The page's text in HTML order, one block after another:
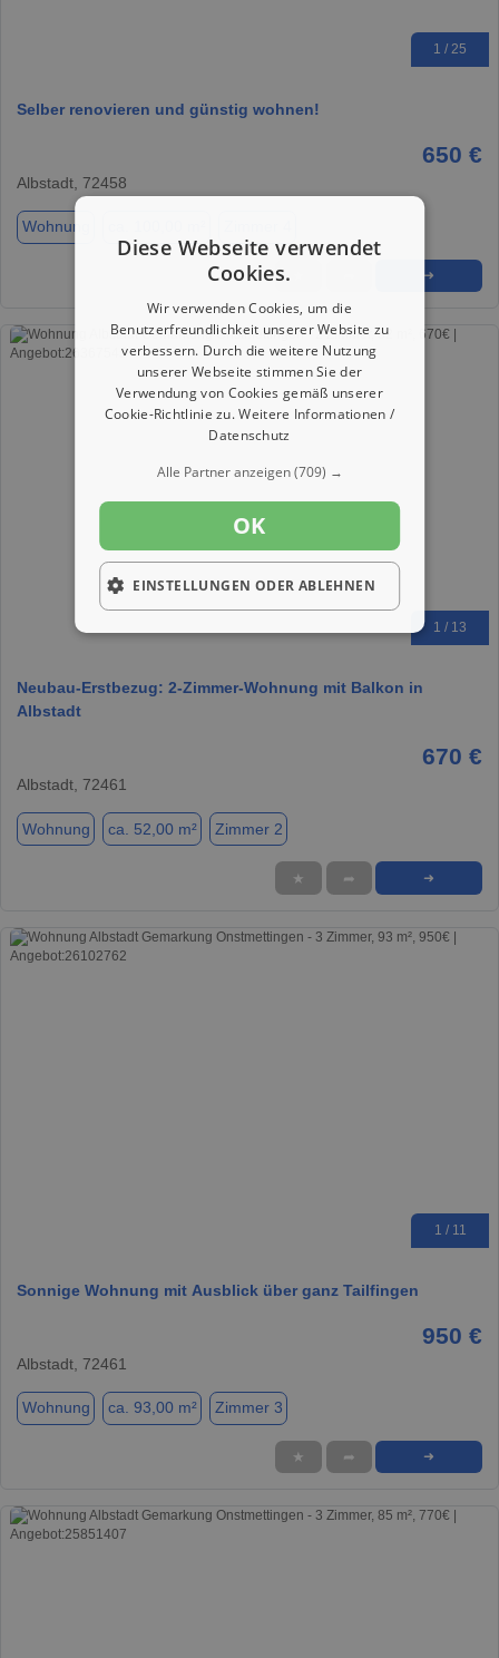
1 / 25
Selber renovieren und günstig wohnen!
650 €
Albstadt, 72458
Wohnung
➜
1 / 13
Neubau-Erstbezug: 2-Zimmer-Wohnung mit Balkon in
Albstadt
670 €
Albstadt, 72461
Wohnung ca. 52,00 m² Zimmer 2
★ ➦ ➜
1 / 11
Sonnige Wohnung mit Ausblick über ganz Tailfingen
950 €
Albstadt, 72461
Wohnung ca. 93,00 m² Zimmer 3
★ ➦ ➜
Diese Webseite verwendet
Cookies.
Wir verwenden Cookies, um die
Benutzerfreundlichkeit unserer Website zu
verbessern. Durch die weitere Nutzung
unserer Webseite stimmen Sie der
Verwendung von Cookies gemäß unserer
Cookie-Richtlinie zu.Weitere Informationen /
Datenschutz
Alle Partner anzeigen(709) →
OK
EINSTELLUNGEN ODER ABLEHNEN